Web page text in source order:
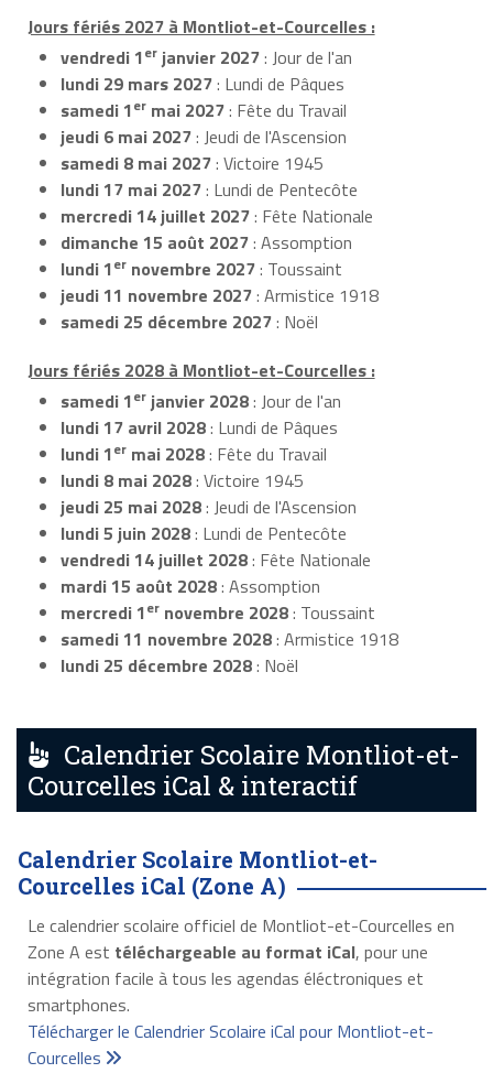
Jours fériés 2027 à Montliot-et-Courcelles :
vendredi 1er janvier 2027: Jour de l'an
lundi 29 mars 2027: Lundi de Pâques
samedi 1er mai 2027: Fête du Travail
jeudi 6 mai 2027: Jeudi de l'Ascension
samedi 8 mai 2027: Victoire 1945
lundi 17 mai 2027: Lundi de Pentecôte
mercredi 14 juillet 2027: Fête Nationale
dimanche 15 août 2027: Assomption
lundi 1er novembre 2027: Toussaint
jeudi 11 novembre 2027: Armistice 1918
samedi 25 décembre 2027: Noël
Jours fériés 2028 à Montliot-et-Courcelles :
samedi 1er janvier 2028: Jour de l'an
lundi 17 avril 2028: Lundi de Pâques
lundi 1er mai 2028: Fête du Travail
lundi 8 mai 2028: Victoire 1945
jeudi 25 mai 2028: Jeudi de l'Ascension
lundi 5 juin 2028: Lundi de Pentecôte
vendredi 14 juillet 2028: Fête Nationale
mardi 15 août 2028: Assomption
mercredi 1er novembre 2028: Toussaint
samedi 11 novembre 2028: Armistice 1918
lundi 25 décembre 2028: Noël
Calendrier Scolaire Montliot-et-
Courcelles iCal & interactif
Calendrier Scolaire Montliot-et-
Courcelles iCal (Zone A)
Le calendrier scolaire officiel de Montliot-et-Courcelles en
Zone A est téléchargeable au format iCal, pour une
intégration facile à tous les agendas éléctroniques et
smartphones.
Télécharger le Calendrier Scolaire iCal pour Montliot-et-
Courcelles